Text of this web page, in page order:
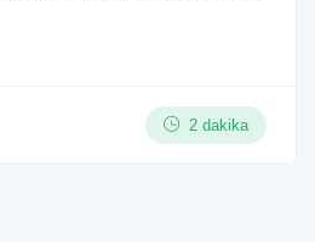
2 dakika